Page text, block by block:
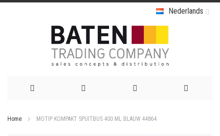
Nederlands
Home MOTIP KOMPAKT SPUITBUS 400 ML BLAUW 44864